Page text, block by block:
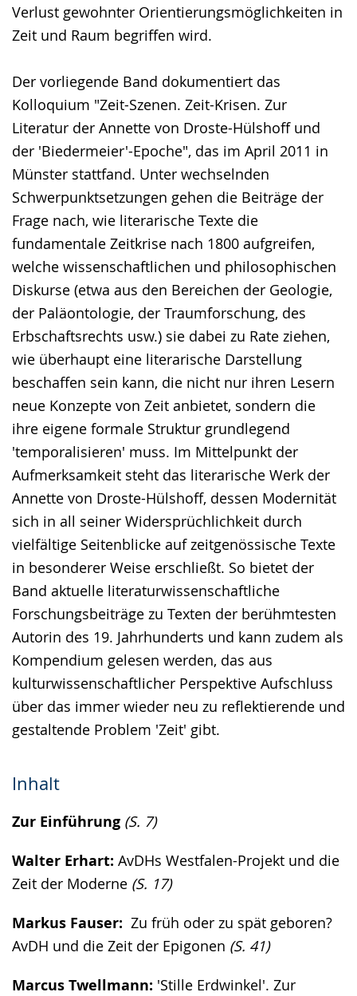
Verlust gewohnter Orientierungsmöglichkeiten in
Zeit und Raum begriffen wird.
Der vorliegende Band dokumentiert das
Kolloquium "Zeit-Szenen. Zeit-Krisen. Zur
Literatur der Annette von Droste-Hülshoff und
der 'Biedermeier'-Epoche", das im April 2011 in
Münster stattfand. Unter wechselnden
Schwerpunktsetzungen gehen die Beiträge der
Frage nach, wie literarische Texte die
fundamentale Zeitkrise nach 1800 aufgreifen,
welche wissenschaftlichen und philosophischen
Diskurse (etwa aus den Bereichen der Geologie,
der Paläontologie, der Traumforschung, des
Erbschaftsrechts usw.) sie dabei zu Rate ziehen,
wie überhaupt eine literarische Darstellung
beschaffen sein kann, die nicht nur ihren Lesern
neue Konzepte von Zeit anbietet, sondern die
ihre eigene formale Struktur grundlegend
'temporalisieren' muss. Im Mittelpunkt der
Aufmerksamkeit steht das literarische Werk der
Annette von Droste-Hülshoff, dessen Modernität
sich in all seiner Widersprüchlichkeit durch
vielfältige Seitenblicke auf zeitgenössische Texte
in besonderer Weise erschließt. So bietet der
Band aktuelle literaturwissenschaftliche
Forschungsbeiträge zu Texten der berühmtesten
Autorin des 19. Jahrhunderts und kann zudem als
Kompendium gelesen werden, das aus
kulturwissenschaftlicher Perspektive Aufschluss
über das immer wieder neu zu reflektierende und
gestaltende Problem 'Zeit' gibt.
Inhalt
Zur Einführung (S. 7)
Walter Erhart: AvDHs Westfalen-Projekt und die
Zeit der Moderne (S. 17)
Markus Fauser: Zu früh oder zu spät geboren?
AvDH und die Zeit der Epigonen (S. 41)
Marcus Twellmann: 'Stille Erdwinkel'. Zur